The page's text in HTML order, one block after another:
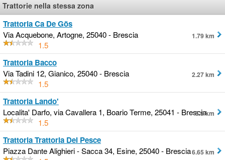
Trattorie nella stessa zona
Trattoria Ca De Gös
Via Acquebone, Artogne, 25040 - Brescia
1.5
1.79 km
Trattoria Bacco
Via Tadini 12, Gianico, 25040 - Brescia
1.5
2.27 km
Trattoria Lando'
Localita' Darfo, via Cavallera 1, Boario Terme, 25041 - Brescia
1.5
5.9 km
Trattoria Trattoria Del Pesce
Piazza Dante Alighieri - Sacca 34, Esine, 25040 - Brescia6.65 km